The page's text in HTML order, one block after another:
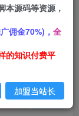
音等短视
关注 私信
本源码等资源，
佣金70%)， 全
的知识付费平
加盟当站长